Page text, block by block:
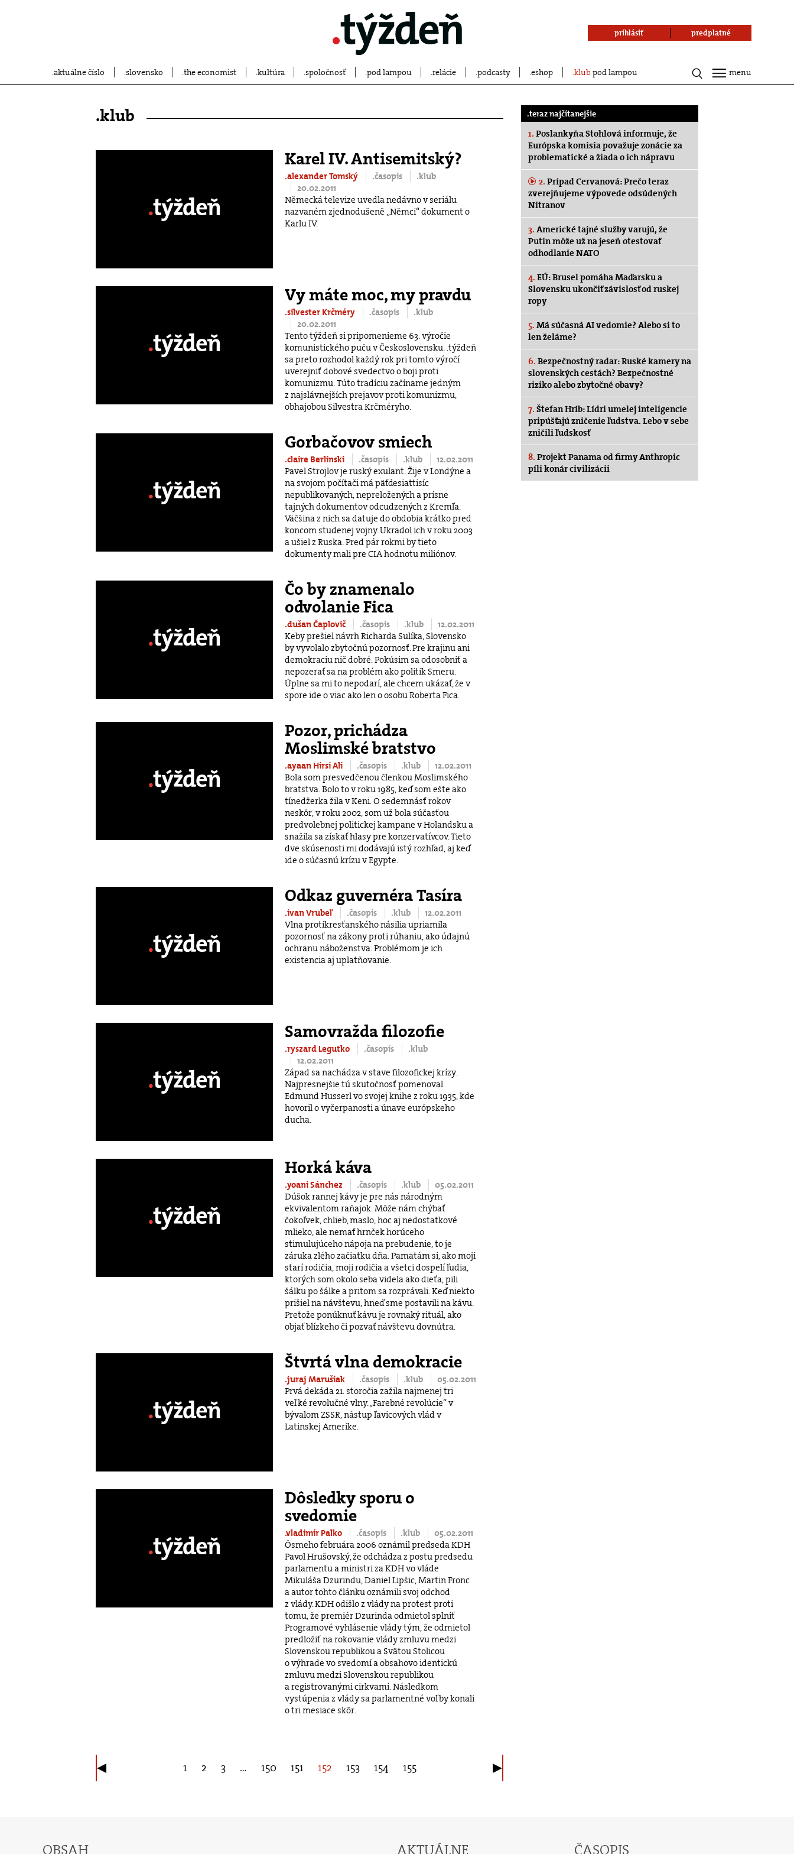
aktuálne číslo slovensko the economist kultúra spoločnosť pod lampou relácie podcasty eshop klubpod lampou
prihlásiť predplatné
menu
.klub
Karel IV. Antisemitský?
.alexander Tomský .časopis
.klub
20.02.2011
Německá televize uvedla nedávno v seriálu
nazvaném zjednodušeně „Němci“ dokument o
Karlu IV.
Vy máte moc, my pravdu
.silvester Krčméry .časopis
.klub
20.02.2011
Tento týždeň si pripomenieme 63. výročie
komunistického puču v Československu. .týždeň
sa preto rozhodol každý rok pri tomto výročí
uverejniť dobové svedectvo o boji proti
komunizmu. Túto tradíciu začíname jedným
z najslávnejších prejavov proti komunizmu,
obhajobou Silvestra Krčméryho.
Gorbačovov smiech
.claire Berlinski .časopis .klub
12.02.2011
Pavel Strojlov je ruský exulant. Žije v Londýne a
na svojom počítači má päťdesiattisíc
nepublikovaných, nepreložených a prísne
tajných dokumentov odcudzených z Kremľa.
Väčšina z nich sa datuje do obdobia krátko pred
koncom studenej vojny. Ukradol ich v roku 2003
a ušiel z Ruska. Pred pár rokmi by tieto
dokumenty mali pre CIA hodnotu miliónov.
Čo by znamenalo
odvolanie Fica
.dušan Čaplovič .časopis .klub
12.02.2011
Keby prešiel návrh Richarda Sulíka, Slovensko
by vyvolalo zbytočnú pozornosť. Pre krajinu ani
demokraciu nič dobré. Pokúsim sa odosobniť a
nepozerať sa na problém ako politik Smeru.
Úplne sa mi to nepodarí, ale chcem ukázať, že v
spore ide o viac ako len o osobu Roberta Fica.
Pozor, prichádza
Moslimské bratstvo
.ayaan Hirsi Ali .časopis .klub
12.02.2011
Bola som presvedčenou členkou Moslimského
bratstva. Bolo to v roku 1985, keď som ešte ako
tínedžerka žila v Keni. O sedemnásť rokov
neskôr, v roku 2002, som už bola súčasťou
predvolebnej politickej kampane v Holandsku a
snažila sa získať hlasy pre konzervatívcov. Tieto
dve skúsenosti mi dodávajú istý rozhľad, aj keď
ide o súčasnú krízu v Egypte.
Odkaz guvernéra Tasíra
.ivan Vrubeľ .časopis .klub
12.02.2011
Vlna protikresťanského násilia upriamila
pozornosť na zákony proti rúhaniu, ako údajnú
ochranu náboženstva. Problémom je ich
existencia aj uplatňovanie.
Samovražda filozofie
.ryszard Legutko .časopis
.klub
12.02.2011
Západ sa nachádza v stave filozofickej krízy.
Najpresnejšie tú skutočnosť pomenoval
Edmund Husserl vo svojej knihe z roku 1935, kde
hovoril o vyčerpanosti a únave európskeho
ducha.
Horká káva
.yoani Sánchez .časopis .klub
05.02.2011
Dúšok rannej kávy je pre nás národným
ekvivalentom raňajok. Môže nám chýbať
čokoľvek, chlieb, maslo, hoc aj nedostatkové
mlieko, ale nemať hrnček horúceho
stimulujúceho nápoja na prebudenie, to je
záruka zlého začiatku dňa. Pamätám si, ako moji
starí rodičia, moji rodičia a všetci dospelí ľudia,
ktorých som okolo seba videla ako dieťa, pili
šálku po šálke a pritom sa rozprávali. Keď niekto
prišiel na návštevu, hneď sme postavili na kávu.
Pretože ponúknuť kávu je rovnaký rituál, ako
objať blízkeho či pozvať návštevu dovnútra.
Štvrtá vlna demokracie
.juraj Marušiak .časopis .klub
05.02.2011
Prvá dekáda 21. storočia zažila najmenej tri
veľké revolučné vlny. „Farebné revolúcie“ v
bývalom ZSSR, nástup ľavicových vlád v
Latinskej Amerike.
Dôsledky sporu o
svedomie
.vladimír Palko .časopis .klub
05.02.2011
Ôsmeho februára 2006 oznámil predseda KDH
Pavol Hrušovský, že odchádza z postu predsedu
parlamentu a ministri za KDH vo vláde
Mikuláša Dzurindu, Daniel Lipšic, Martin Fronc
a autor tohto článku oznámili svoj odchod
z vlády. KDH odišlo z vlády na protest proti
tomu, že premiér Dzurinda odmietol splniť
Programové vyhlásenie vlády tým, že odmietol
predložiť na rokovanie vlády zmluvu medzi
Slovenskou republikou a Svätou Stolicou
o výhrade vo svedomí a obsahovo identickú
zmluvu medzi Slovenskou republikou
a registrovanými cirkvami. Následkom
vystúpenia z vlády sa parlamentné voľby konali
o tri mesiace skôr.
1 2 3 … 150 151 152 153 154 155
.teraz najčítanejšie
1. Poslankyňa Stohlová informuje, že
Európska komisia považuje zonácie za
problematické a žiada o ich nápravu
2. Prípad Cervanová: Prečo teraz
zverejňujeme výpovede odsúdených
Nitranov
3. Americké tajné služby varujú, že
Putin môže už na jeseň otestovať
odhodlanie NATO
4. EÚ: Brusel pomáha Maďarsku a
Slovensku ukončiť závislosť od ruskej
ropy
5. Má súčasná AI vedomie? Alebo si to
len želáme?
6. Bezpečnostný radar: Ruské kamery na
slovenských cestách? Bezpečnostné
riziko alebo zbytočné obavy?
7. Štefan Hríb: Lídri umelej inteligencie
pripúšťajú zničenie ľudstva. Lebo v sebe
zničili ľudskosť
8. Projekt Panama od firmy Anthropic
píli konár civilizácii
OBSAH AKTUÁLNE ČASOPIS